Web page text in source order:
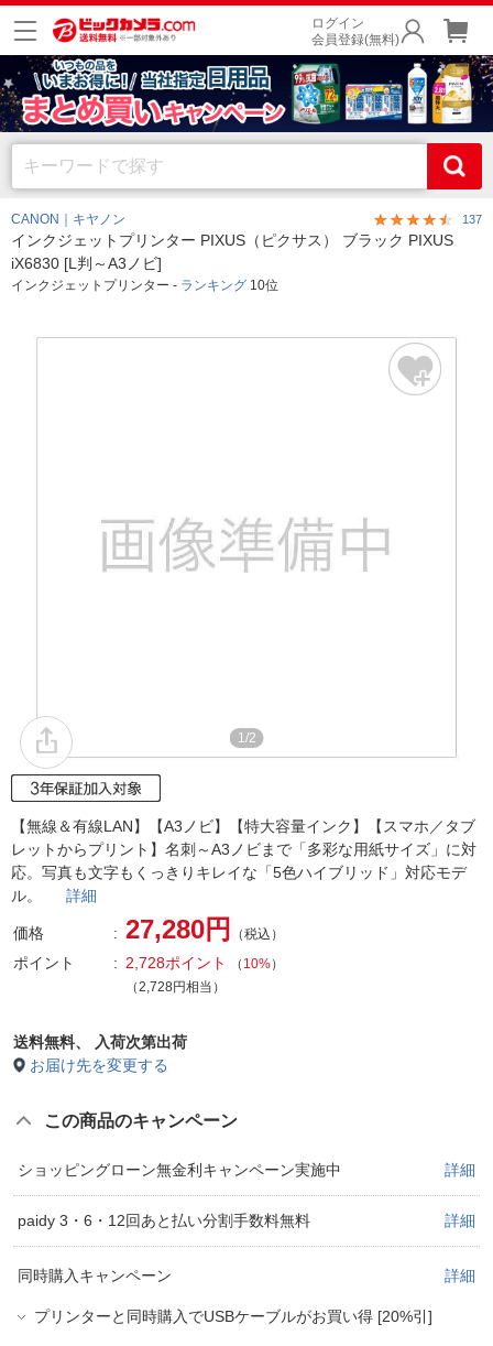
ログイン
会員登録(無料)
CANON｜キヤノン 137
インクジェットプリンター PIXUS（ピクサス） ブラック PIXUS
iX6830 [L判～A3ノビ]
インクジェットプリンター - ランキング 10位
1/2
【無線＆有線LAN】【A3ノビ】【特大容量インク】【スマホ／タブ
レットからプリント】名刺～A3ノビまで「多彩な用紙サイズ」に対
応。写真も文字もくっきりキレイな「5色ハイブリッド」対応モデ
ル。 詳細
価格 27,280円 （税込）
ポイント 2,728ポイント （ 10%）
（2,728円相当）
送料無料、
入荷次第出荷
お届け先を変更する
この商品のキャンペーン
ショッピングローン無金利キャンペーン実施中 詳細
paidy 3・6・12回あと払い分割手数料無料 詳細
同時購入キャンペーン 詳細
プリンターと同時購入でUSBケーブルがお買い得 [20%引]